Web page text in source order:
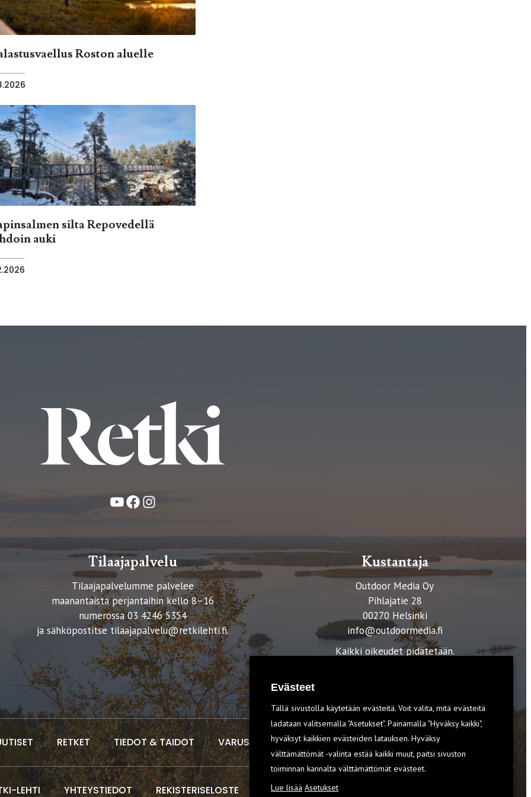
Roston aluelle
silta Repovedellä
auki
YouTube
FacebookInstagram
Tilaajapalvelu
Tilaajapalvelumme palvelee
maanantaista perjantaihin kello 8–16
numerossa 03 4246 5354
ja sähköpostitse tilaajapalvelu@retkilehti.fi.
Kustantaja
Outdoor Media Oy
Pihlajatie 28
00270 Helsinki
info@outdoormedia.fi
Kaikki oikeudet pidätetään.
RETKET TIEDOT & TAIDOT VARUSTEET
LEHTI YHTEYSTIEDOT REKISTERISELOSTE EVÄSTEET
Evästeet
Tällä sivustolla käytetään evästeitä. Voit valita, mitä evästeitä
ladataan valitsemalla "Asetukset". Painamalla "Hyväksy kaikki",
hyväksyt kaikkien evästeiden latauksen. Hyväksy
välttämättömät -valinta estää kaikki muut, paitsi sivuston
toiminnan kannalta välttämättömät evästeet.
Lue lisää Asetukset